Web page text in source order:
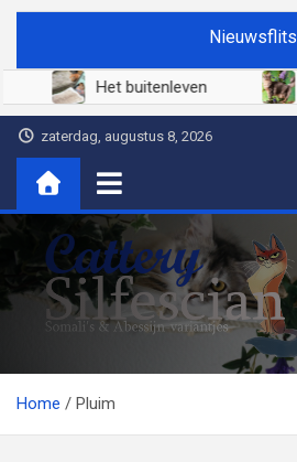
Ga
de
Nieuwsflits
Het buitenleven
zaterdag, augustus 8, 2026
Cattery Silfescian
Somali's en soms Abessijn-variantjes
Home
Pluim